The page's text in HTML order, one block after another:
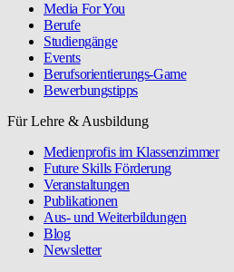
Media For You
Berufe
Studiengänge
Events
Berufsorientierungs-Game
Bewerbungstipps
Für Lehre & Ausbildung
Medienprofis im Klassenzimmer
Future Skills Förderung
Veranstaltungen
Publikationen
Aus- und Weiterbildungen
Blog
Newsletter